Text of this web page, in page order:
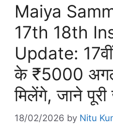
Maiya
17th 18th
Update:
के ₹5000
मिलेंगे, जाने पूरी
18/02/2026 by Nitu